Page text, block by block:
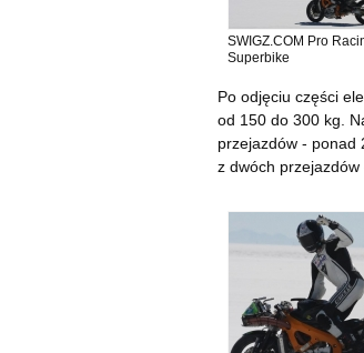
SWIGZ.COM Pro
Superbike
Po odjęciu części
od 150 do 300 kg.
przejazdów - ponad
z dwóch